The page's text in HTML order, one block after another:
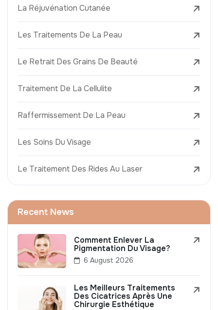
La Réjuvénation Cutanée
Les Traitements De La Peau
Le Retrait Des Grains De Beauté
Traitement De La Cellulite
Raffermissement De La Peau
Les Soins Du Visage
Le Traitement Des Rides Au Laser
Recent News
Comment Enlever La
Pigmentation Du Visage?
6 August 2026
Les Meilleurs Traitements
Des Cicatrices Après Une
Chirurgie Esthétique